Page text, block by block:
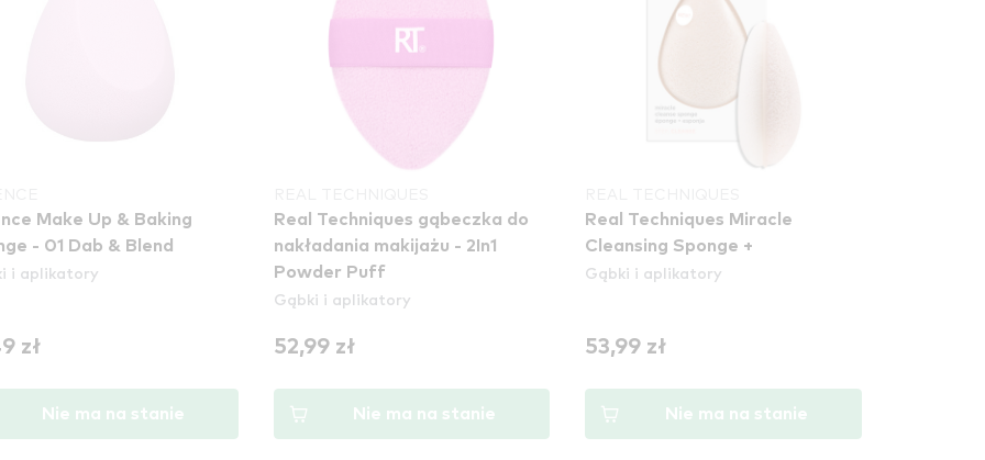
Make Up & Baking
- 01 Dab & Blend
i aplikatory
zł
Nie ma na stanie
Real Techniques gąbeczka do
nakładania makijażu - 2In1
Powder Puff
Gąbki i aplikatory
52,99 zł
Nie ma na stanie
Real Techniques Miracle
Cleansing Sponge +
Gąbki i aplikatory
53,99 zł
Nie ma na stanie